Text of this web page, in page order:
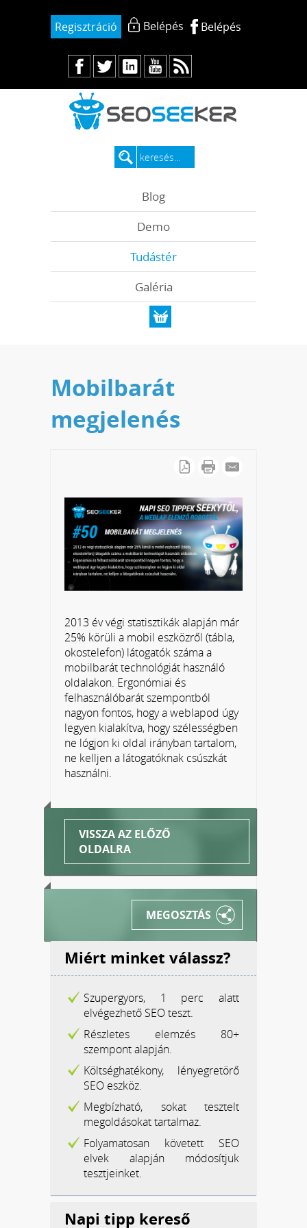
Regisztráció Belépés Belépés
Blog
Demo
Tudástér
Galéria
Mobilbarát
megjelenés
2013 év végi statisztikák alapján már
25% körüli a mobil eszközről (tábla,
okostelefon) látogatók száma a
mobilbarát technológiát használó
oldalakon. Ergonómiai és
felhasználóbarát szempontból
nagyon fontos, hogy a weblapod úgy
legyen kialakítva, hogy szélességben
ne lógjon ki oldal irányban tartalom,
ne kelljen a látogatóknak csúszkát
használni.
VISSZA AZ ELŐZŐ
OLDALRA
MEGOSZTÁS
Miért minket válassz?
Szupergyors, 1 perc alatt
elvégezhető SEO teszt.
Részletes elemzés 80+
szempont alapján.
Költséghatékony, lényegretörő
SEO eszköz.
Megbízható, sokat tesztelt
megoldásokat tartalmaz.
Folyamatosan követett SEO
elvek alapján módosítjuk
tesztjeinket.
Napi tipp kereső